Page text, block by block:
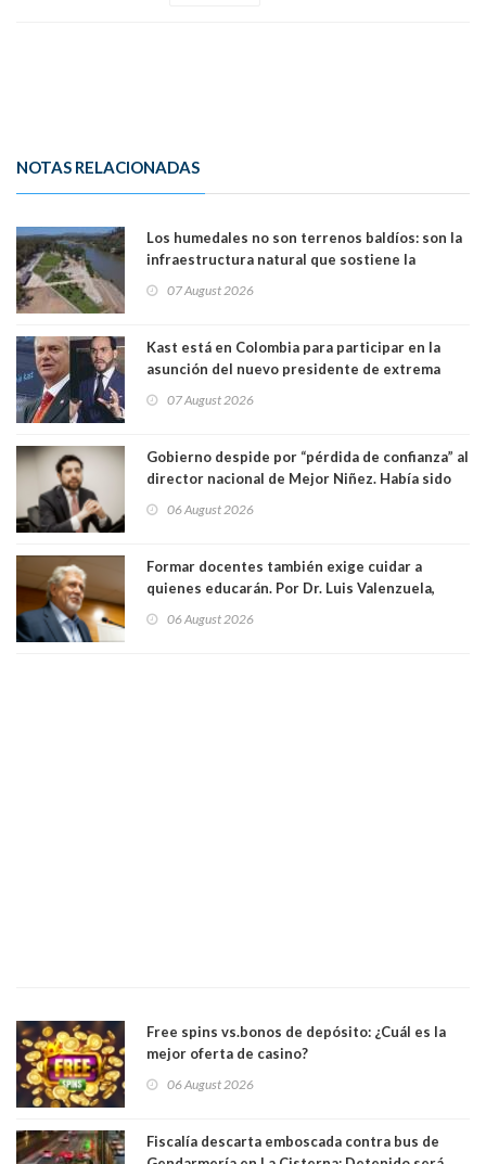
NOTAS RELACIONADAS
Los humedales no son terrenos baldíos: son la
infraestructura natural que sostiene la
07 August 2026
Kast está en Colombia para participar en la
asunción del nuevo presidente de extrema
07 August 2026
Gobierno despide por “pérdida de confianza” al
director nacional de Mejor Niñez. Había sido
06 August 2026
Formar docentes también exige cuidar a
quienes educarán. Por Dr. Luis Valenzuela,
Académicos U. Católica Silva Henríquez
06 August 2026
Free spins vs.bonos de depósito: ¿Cuál es la
mejor oferta de casino?
06 August 2026
Fiscalía descarta emboscada contra bus de